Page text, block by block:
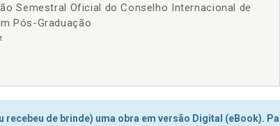
Semestral Oficial do Conselho Internacional de
Pós-Graduação
recebeu de brinde) uma obra em versão Digital (eBook).